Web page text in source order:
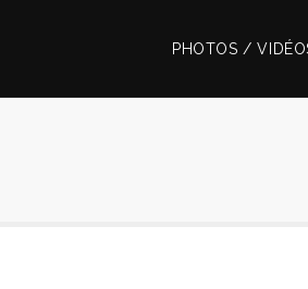
PHOTOS /